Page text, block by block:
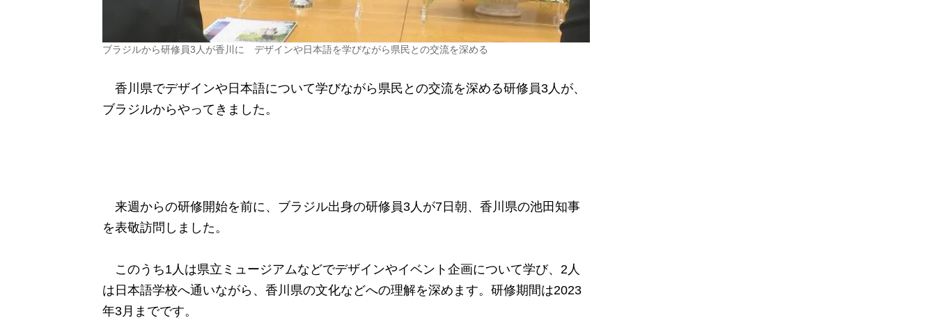
ブラジルから研修員3人が香川に デザインや日本語を学びながら県民との交流を深める
香川県でデザインや日本語について学びながら県民との交流を深める研修員3人が、
ブラジルからやってきました。
来週からの研修開始を前に、ブラジル出身の研修員3人が7日朝、香川県の池田知事
を表敬訪問しました。
このうち1人は県立ミュージアムなどでデザインやイベント企画について学び、2人
は日本語学校へ通いながら、香川県の文化などへの理解を深めます。研修期間は2023
年3月までです。